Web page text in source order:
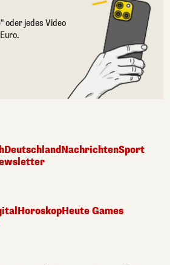
oder jedes Video
DeutschlandNachrichtenSport
HoroskopHeute Games